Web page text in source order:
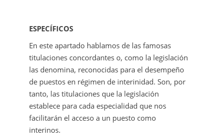
ESPECÍFICOS
En este apartado hablamos de las famosas
titulaciones concordantes o, como la legislación
las denomina, reconocidas para el desempeño
de puestos en régimen de interinidad. Son, por
tanto, las titulaciones que la legislación
establece para cada especialidad que nos
facilitarán el acceso a un puesto como
interinos.